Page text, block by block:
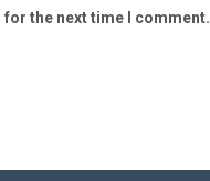
the next time I comment.